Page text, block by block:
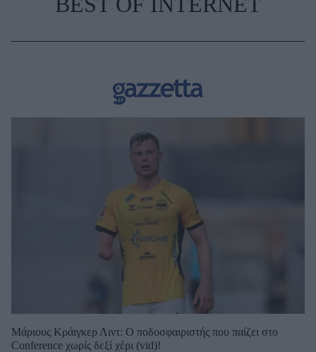
Μάριους Κράιγκερ Λιντ: Ο ποδοσφαιριστής που παίζει στο
Conference χωρίς δεξί χέρι (vid)!